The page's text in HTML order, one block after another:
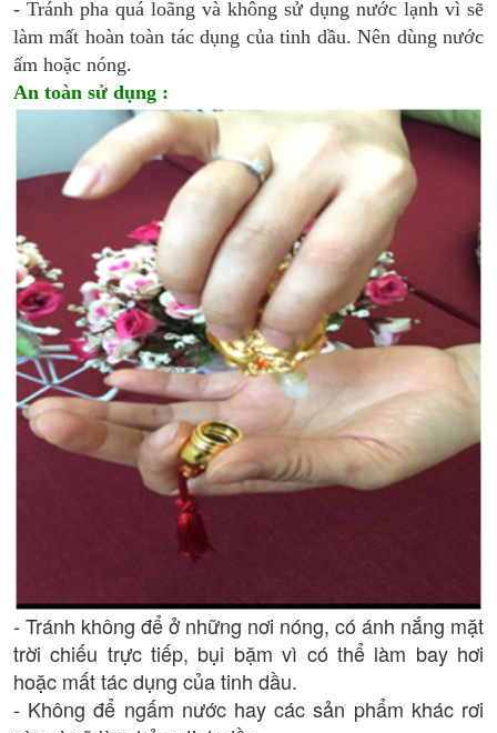
- Tránh pha quá loãng và không sử dụng nước lạnh vì sẽ
làm mất hoàn toàn tác dụng của tinh dầu. Nên dùng nước
ấm hoặc nóng.
An toàn sử dụng :
- Tránh không để ở những nơi nóng, có ánh nắng mặt
trời chiếu trực tiếp, bụi bặm vì có thể làm bay hơi
hoặc mất tác dụng của tinh dầu.
- Không để ngấm nước hay các sản phẩm khác rơi